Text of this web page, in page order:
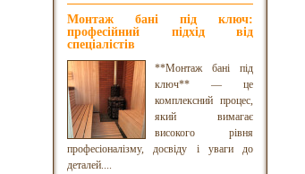
Монтаж бані під ключ:
професійний підхід від
спеціалістів
**Монтаж бані під
ключ** — це
комплексний процес,
який вимагає
високого рівня
професіоналізму, досвіду і уваги до
деталей....